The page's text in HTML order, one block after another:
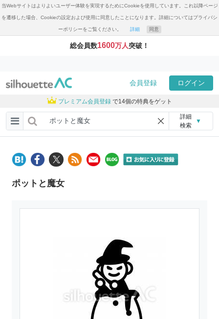
当Webサイトはよりよいユーザー体験を実現するためにCookieを使用しています。これ以降ページ
を遷移した場合、Cookieの設定および使用に同意したことになります。詳細についてはプライバシ
ーポリシーをご覧ください。 詳細 同意
総会員数1600万人突破！
会員登録 ログイン
プレミアム会員登録 で14個の特典をゲット
詳細
検索
▼
ポットと魔女